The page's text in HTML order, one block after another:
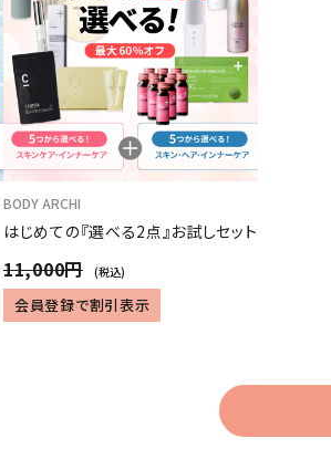
BODY ARCHI
はじめての『選べる2点』お試しセット
11,000円 (税込)
会員登録で割引表示